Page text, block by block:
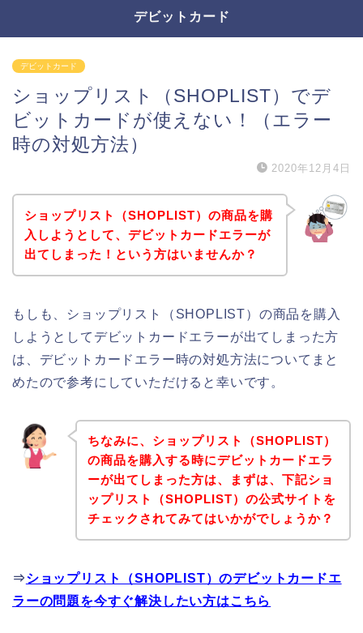
デビットカード
デビットカード
ショップリスト（SHOPLIST）でデ
ビットカードが使えない！（エラー
時の対処方法）
2020年12月4日
ショップリスト（SHOPLIST）の商品を購
入しようとして、デビットカードエラーが
出てしまった！という方はいませんか？
もしも、ショップリスト（SHOPLIST）の商品を購入
しようとしてデビットカードエラーが出てしまった方
は、デビットカードエラー時の対処方法についてまと
めたので参考にしていただけると幸いです。
ちなみに、ショップリスト（SHOPLIST）
の商品を購入する時にデビットカードエラ
ーが出てしまった方は、まずは、下記ショ
ップリスト（SHOPLIST）の公式サイトを
チェックされてみてはいかがでしょうか？
⇒ショップリスト（SHOPLIST）のデビットカードエ
ラーの問題を今すぐ解決したい方はこちら